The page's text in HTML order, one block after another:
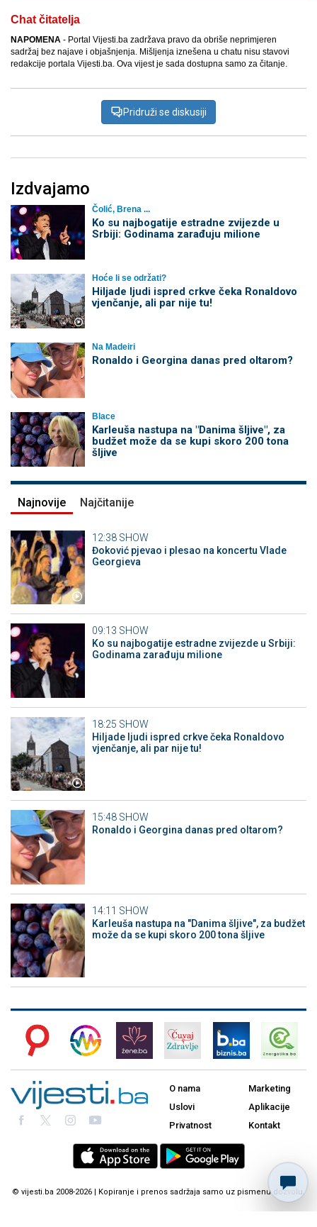
Chat čitatelja
NAPOMENA - Portal Vijesti.ba zadržava pravo da obriše neprimjeren
sadržaj bez najave i objašnjenja. Mišljenja iznešena u chatu nisu stavovi
redakcije portala Vijesti.ba. Ova vijest je sada dostupna samo za čitanje.
Pridruži se diskusiji
Izdvajamo
Čolić, Brena ...
Ko su najbogatije estradne zvijezde u
Srbiji: Godinama zarađuju milione
Hoće li se održati?
Hiljade ljudi ispred crkve čeka Ronaldovo
vjenčanje, ali par nije tu!
Na Madeiri
Ronaldo i Georgina danas pred oltarom?
Blace
Karleuša nastupa na "Danima šljive", za
budžet može da se kupi skoro 200 tona
šljive
Najnovije Najčitanije
12:38 SHOW
Đoković pjevao i plesao na koncertu Vlade
Georgieva
09:13 SHOW
Ko su najbogatije estradne zvijezde u Srbiji:
Godinama zarađuju milione
18:25 SHOW
Hiljade ljudi ispred crkve čeka Ronaldovo
vjenčanje, ali par nije tu!
15:48 SHOW
Ronaldo i Georgina danas pred oltarom?
14:11 SHOW
Karleuša nastupa na "Danima šljive", za budžet
može da se kupi skoro 200 tona šljive
O nama
Uslovi
Privatnost
Marketing
Aplikacije
Kontakt
© vijesti.ba 2008-2026 | Kopiranje i prenos sadržaja samo uz pismenu dozvolu.